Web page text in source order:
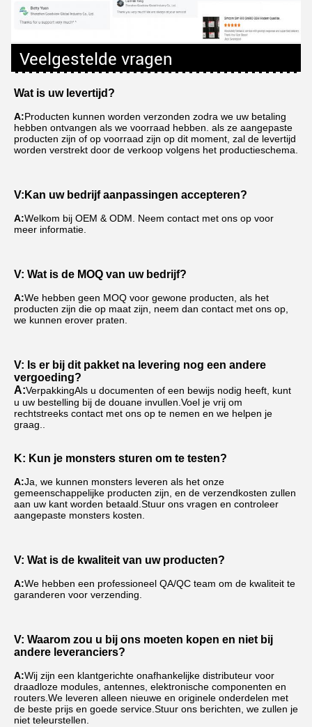
Veelgestelde vragen
Wat is uw levertijd?
A:Producten kunnen worden verzonden zodra we uw betaling
hebben ontvangen als we voorraad hebben. als ze aangepaste
producten zijn of op voorraad zijn op dit moment, zal de levertijd
worden verstrekt door de verkoop volgens het productieschema.
V: Kan uw bedrijf aanpassingen accepteren?
A:Welkom bij OEM & ODM. Neem contact met ons op voor
meer informatie.
V: Wat is de MOQ van uw bedrijf?
A:We hebben geen MOQ voor gewone producten, als het
producten zijn die op maat zijn, neem dan contact met ons op,
we kunnen erover praten.
V: Is er bij dit pakket na levering nog een andere
vergoeding?
A:VerpakkingAls u documenten of een bewijs nodig heeft, kunt
u uw bestelling bij de douane invullen.Voel je vrij om
rechtstreeks contact met ons op te nemen en we helpen je
graag..
K: Kun je monsters sturen om te testen?
A:Ja, we kunnen monsters leveren als het onze
gemeenschappelijke producten zijn, en de verzendkosten zullen
aan uw kant worden betaald.Stuur ons vragen en controleer
aangepaste monsters kosten.
V: Wat is de kwaliteit van uw producten?
A:We hebben een professioneel QA/QC team om de kwaliteit te
garanderen voor verzending.
V: Waarom zou u bij ons moeten kopen en niet bij
andere leveranciers?
A:Wij zijn een klantgerichte onafhankelijke distributeur voor
draadloze modules, antennes, elektronische componenten en
routers.We leveren alleen nieuwe en originele onderdelen met
de beste prijs en goede service.Stuur ons berichten, we zullen je
niet teleurstellen.